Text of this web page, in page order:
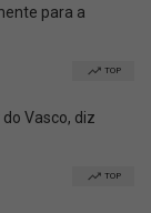
para a
TOP
Vasco, diz
TOP